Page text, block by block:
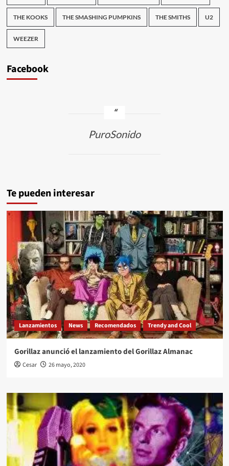
THE KOOKS THE SMASHING PUMPKINS THE SMITHS U2
WEEZER
Facebook
PuroSonido
Te pueden interesar
Lanzamientos News Recomendados Trendy and Cool
Gorillaz anunció el lanzamiento del Gorillaz Almanac
Cesar 26 mayo, 2020